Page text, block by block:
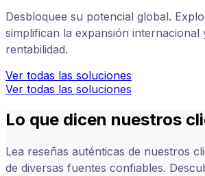
Desbloquee su potencial global.
simplifican la expansión internacional
rentabilidad.
Ver todas las soluciones
Ver todas las soluciones
Lo que dicen nuestros
Lea reseñas auténticas de nuestros
de diversas fuentes confiables.